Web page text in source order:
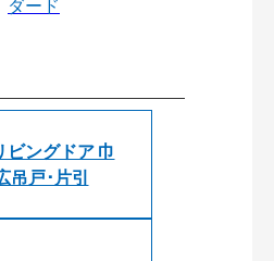
ダード
ングドア 巾
吊戸･片引